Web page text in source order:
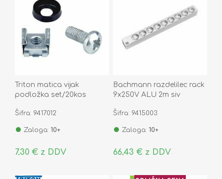
Triton matica vijak
podložka set/20kos
Šifra: 9417012
Zaloga: 10+
7,30 € z DDV
Bachmann razdelilec rack
9x250V ALU 2m siv
Šifra: 9415003
Zaloga: 10+
66,43 € z DDV